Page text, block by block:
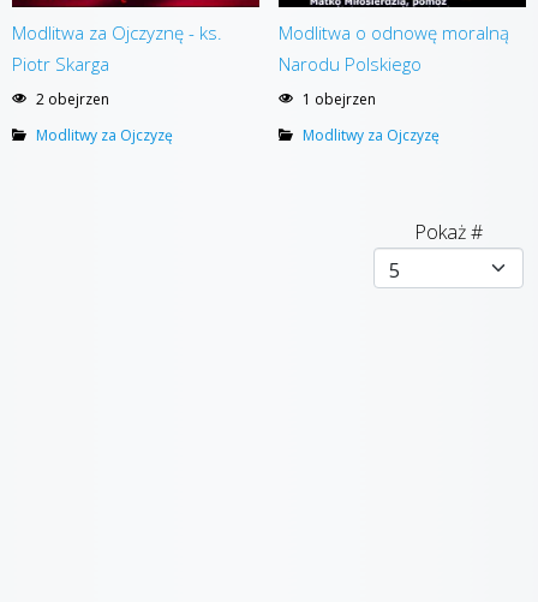
Modlitwa za Ojczyznę - ks.
Piotr Skarga
2 obejrzen
Modlitwy za Ojczyzę
Modlitwa o odnowę moralną
Narodu Polskiego
1 obejrzen
Modlitwy za Ojczyzę
Pokaż #